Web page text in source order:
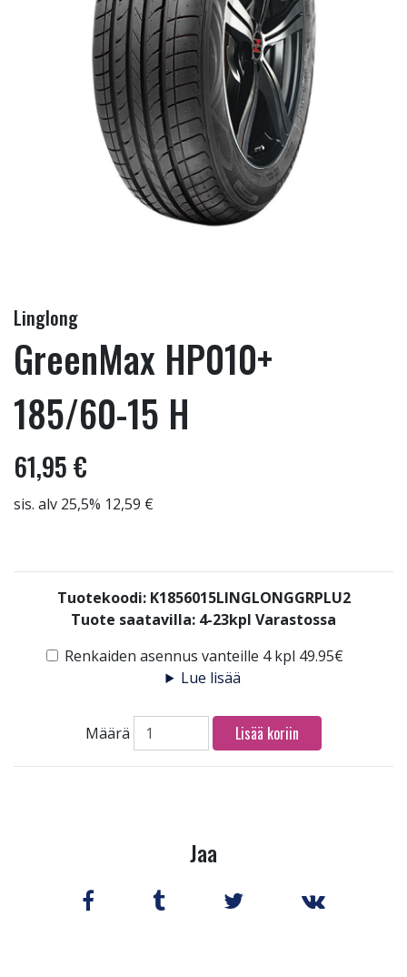
Linglong
GreenMax HP010+
185/60-15 H
61,95 €
sis. alv 25,5% 12,59 €
Tuotekoodi: K1856015LINGLONGGRPLU2
Tuote saatavilla: 4-23kpl Varastossa
Renkaiden asennus vanteille 4 kpl 49.95€
Lue lisää
Määrä Lisää koriin
Jaa